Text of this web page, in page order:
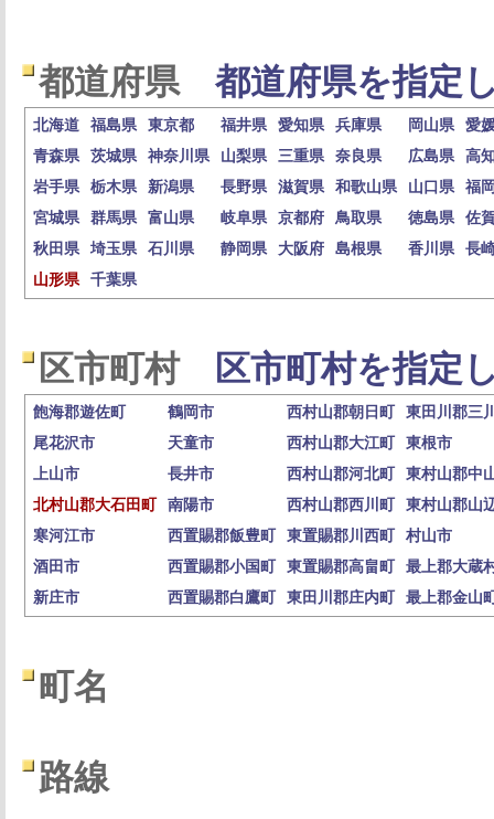
都道府県 都道府県を指定
北海道 福島県 東京都 福井県 愛知県 兵庫県 岡山県
愛
青森県
茨城県 神奈川県 山梨県 三重県 奈良県 広島県
高
岩手県
栃木県 新潟県 長野県 滋賀県 和歌山県 山口県
福
宮城県
群馬県 富山県 岐阜県 京都府 鳥取県 徳島県
佐
秋田県
埼玉県 石川県 静岡県 大阪府 島根県 香川県
長
山形県
千葉県
区市町村 区市町村を指定
飽海郡遊佐町 鶴岡市 西村山郡朝日町
東田川郡三
尾花沢市
天童市 西村山郡大江町
東根市
上山市
長井市 西村山郡河北町
東村山郡中
北村山郡大石田町
南陽市 西村山郡西川町
東村山郡山
寒河江市
西置賜郡飯豊町 東置賜郡川西町
村山市
酒田市
西置賜郡小国町 東置賜郡高畠町
最上郡大蔵
新庄市
西置賜郡白鷹町 東田川郡庄内町 最上郡金山
町名
路線